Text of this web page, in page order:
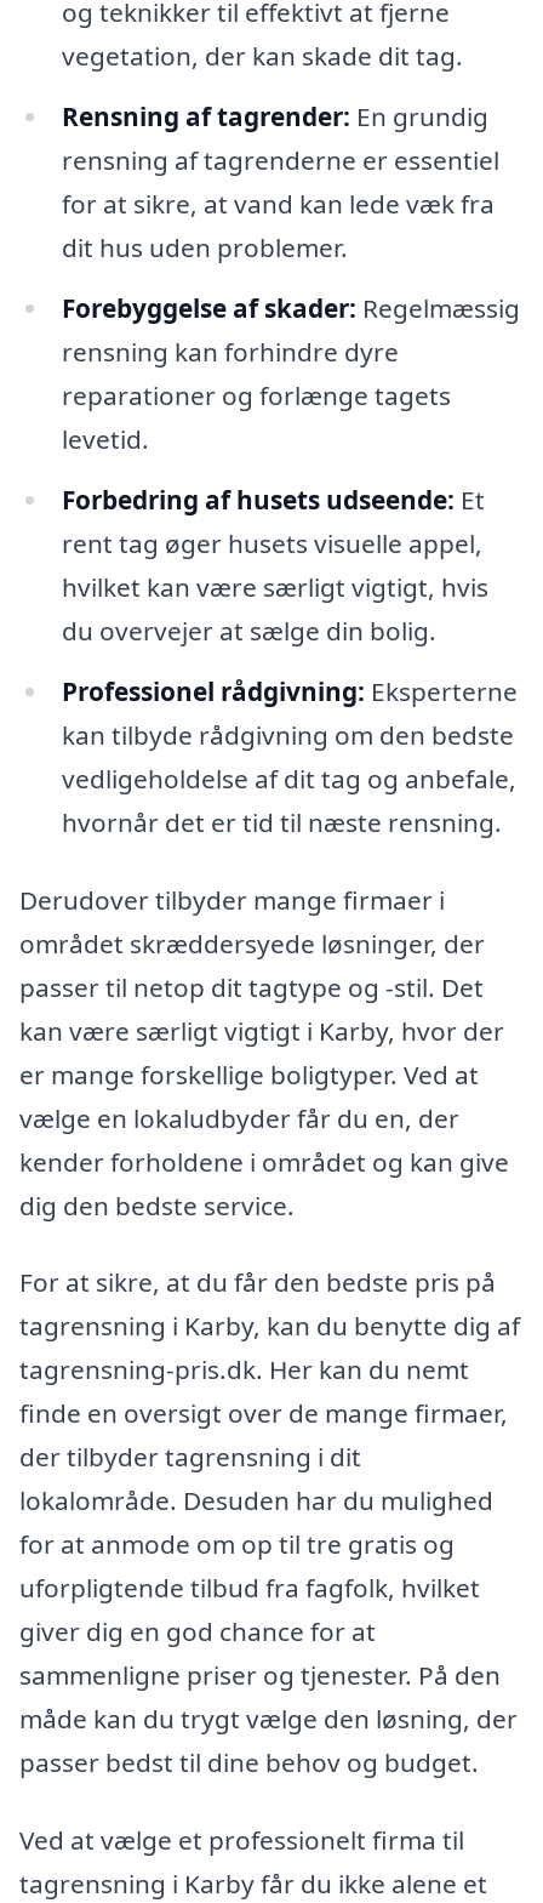
og teknikker til effektivt at fjerne
vegetation, der kan skade dit tag.
Rensning af tagrender: En grundig
rensning af tagrenderne er essentiel
for at sikre, at vand kan lede væk fra
dit hus uden problemer.
Forebyggelse af skader: Regelmæssig
rensning kan forhindre dyre
reparationer og forlænge tagets
levetid.
Forbedring af husets udseende: Et
rent tag øger husets visuelle appel,
hvilket kan være særligt vigtigt, hvis
du overvejer at sælge din bolig.
Professionel rådgivning: Eksperterne
kan tilbyde rådgivning om den bedste
vedligeholdelse af dit tag og anbefale,
hvornår det er tid til næste rensning.
Derudover tilbyder mange firmaer i
området skræddersyede løsninger, der
passer til netop dit tagtype og -stil. Det
kan være særligt vigtigt i Karby, hvor der
er mange forskellige boligtyper. Ved at
vælge en lokaludbyder får du en, der
kender forholdene i området og kan give
dig den bedste service.
For at sikre, at du får den bedste pris på
tagrensning i Karby, kan du benytte dig af
tagrensning-pris.dk. Her kan du nemt
finde en oversigt over de mange firmaer,
der tilbyder tagrensning i dit
lokalområde. Desuden har du mulighed
for at anmode om op til tre gratis og
uforpligtende tilbud fra fagfolk, hvilket
giver dig en god chance for at
sammenligne priser og tjenester. På den
måde kan du trygt vælge den løsning, der
passer bedst til dine behov og budget.
Ved at vælge et professionelt firma til
tagrensning i Karby får du ikke alene et